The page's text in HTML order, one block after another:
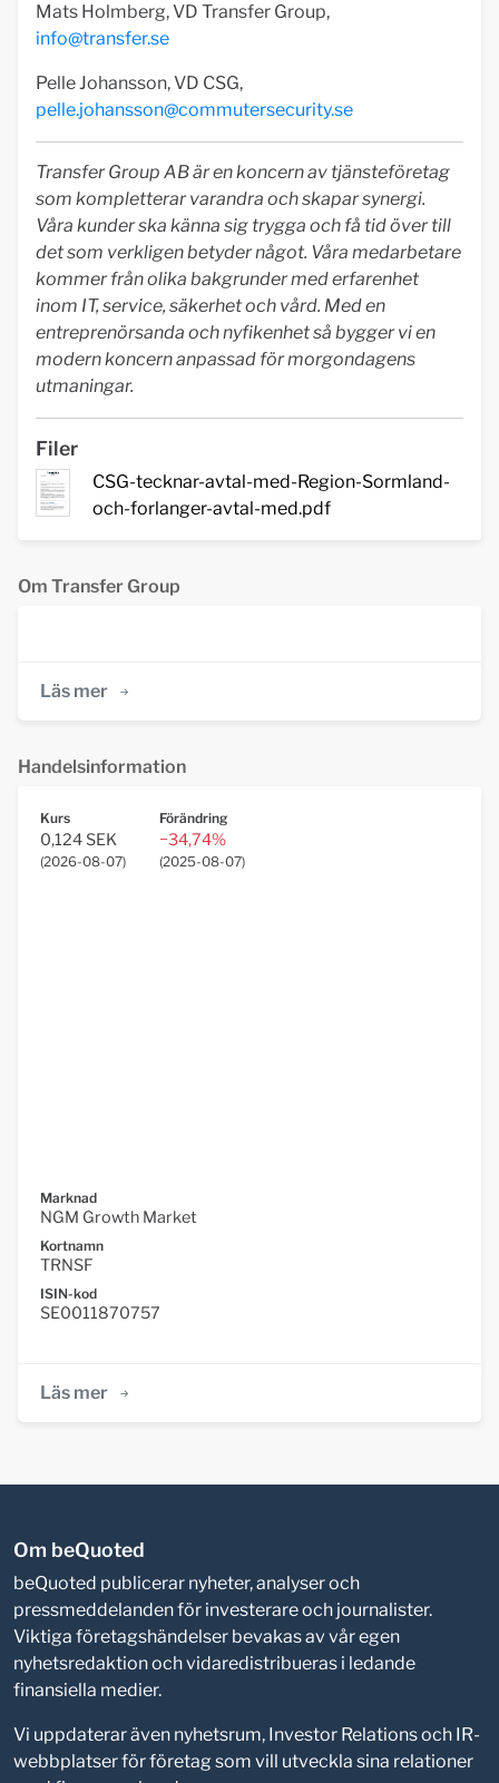
Mats Holmberg, VD Transfer Group,
info@transfer.se
Pelle Johansson, VD CSG,
pelle.johansson@commutersecurity.se
Transfer Group AB är en koncern av tjänsteföretag
som kompletterar varandra och skapar synergi.
Våra kunder ska känna sig trygga och få tid över till
det som verkligen betyder något. Våra medarbetare
kommer från olika bakgrunder med erfarenhet
inom IT, service, säkerhet och vård. Med en
entreprenörsanda och nyfikenhet så bygger vi en
modern koncern anpassad för morgondagens
utmaningar.
Filer
CSG-tecknar-avtal-med-Region-Sormland-
och-forlanger-avtal-med.pdf
Om Transfer Group
Läs mer
Handelsinformation
Kurs
0,124 SEK
(2026-08-07)
Förändring
−34,74%
(2025-08-07)
Marknad
NGM Growth Market
Kortnamn
TRNSF
ISIN-kod
SE0011870757
Läs mer
Om beQuoted
beQuoted publicerar nyheter, analyser och
pressmeddelanden för investerare och journalister.
Viktiga företagshändelser bevakas av vår egen
nyhetsredaktion och vidaredistribueras i ledande
finansiella medier.
Vi uppdaterar även nyhetsrum, Investor Relations och IR-
webbplatser för företag som vill utveckla sina relationer